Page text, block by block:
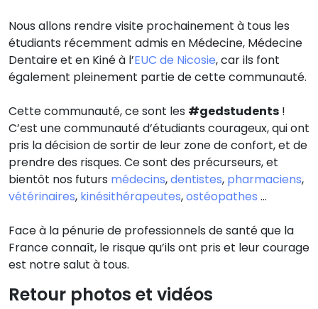
Nous allons rendre visite prochainement à tous les
étudiants récemment admis en Médecine, Médecine
Dentaire et en Kiné à l’EUC de Nicosie, car ils font
également pleinement partie de cette communauté.
Cette communauté, ce sont les #gedstudents !
C’est une communauté d’étudiants courageux, qui ont
pris la décision de sortir de leur zone de confort, et de
prendre des risques. Ce sont des précurseurs, et
bientôt nos futurs médecins,dentistes, pharmaciens,
vétérinaires, kinésithérapeutes,ostéopathes …
Face à la pénurie de professionnels de santé que la
France connaît, le risque qu’ils ont pris et leur courage
est notre salut à tous.
Retour photos et vidéos